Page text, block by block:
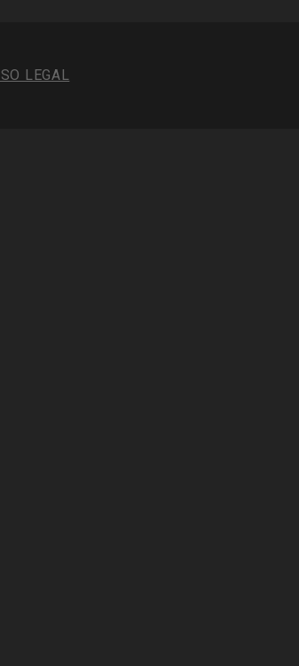
LEGAL